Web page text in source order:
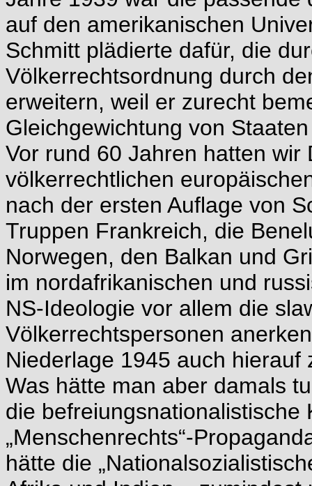
auf den amerikanischen
Schmitt plädierte dafür, die
Völkerrechtsordnung durch
erweitern, weil er zurecht
Gleichgewichtung von
Vor rund 60 Jahren hatten
völkerrechtlichen
nach der ersten Auflage von
Truppen Frankreich, die
Norwegen, den Balkan und
im nordafrikanischen und
NS-Ideologie vor allem die
Völkerrechtspersonen
Niederlage 1945 auch hierauf
Was hätte man aber damals
die befreiungsnationalistische
„Menschenrechts“-
hätte die